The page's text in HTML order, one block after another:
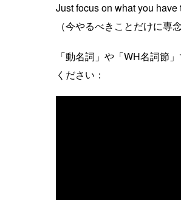
Just focus on what you have
（今やるべきことだけに専
「動名詞」や「WH名詞節
ください：